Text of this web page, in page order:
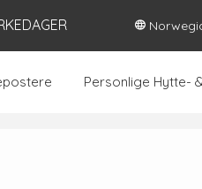
Personlige Hytte-